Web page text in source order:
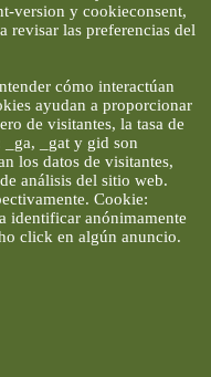
elclickverde ©. No se
sin permiso de
version y cookieconsent,
revisar las preferencias del
cómo interactúan
ayudan a proporcionar
de visitantes, la tasa de
_gat y gid son
los datos de visitantes,
análisis del sitio web.
Cookie:
identificar anónimamente
click en algún anuncio.